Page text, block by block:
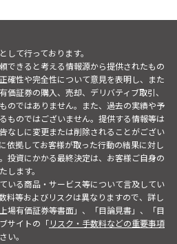
て行っております。
できると考える情報源から提供されたもの
確性や完全性について意見を表明し、また
証券の購入、売却、デリバティブ取引、
のではありません。また、過去の実績や予
ものではございません。提供する情報等は
なしに変更または削除されることがござい
依拠してお客様が取った行動の結果に対し
投資にかかる最終決定は、お客様ご自身の
します。
いる商品・サービス等について言及してい
料等およびリスクは異なりますので、詳し
場有価証券等書面」、「目論見書」、「目
サイトの「リスク・手数料などの重要事項
い。